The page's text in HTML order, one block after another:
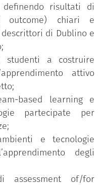
student centered;
active learning;
tra pari;
la didattica;
di valutazione.
definendo risultati di
outcome) chiari e
di Dublino e
a costruire
attivo
based learning e
partecipate per
e tecnologie
degli
assessment of/for